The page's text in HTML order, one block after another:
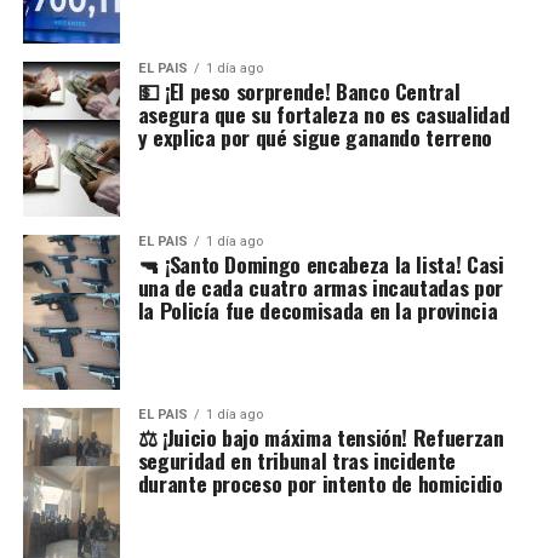
EL PAIS 1 día ago
💵 ¡El peso sorprende! Banco Central
asegura que su fortaleza no es casualidad
y explica por qué sigue ganando terreno
EL PAIS 1 día ago
🔫 ¡Santo Domingo encabeza la lista! Casi
una de cada cuatro armas incautadas por
la Policía fue decomisada en la provincia
EL PAIS 1 día ago
⚖️ ¡Juicio bajo máxima tensión! Refuerzan
seguridad en tribunal tras incidente
durante proceso por intento de homicidio